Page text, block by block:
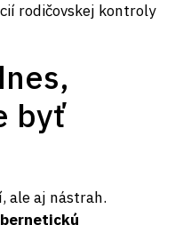
rodičovskej kontroly
byť
ale aj nástrah.